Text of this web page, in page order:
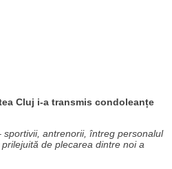
Cluj i-a transmis condoleanțe
sportivii, antrenorii, întreg personalul
de plecarea dintre noi a